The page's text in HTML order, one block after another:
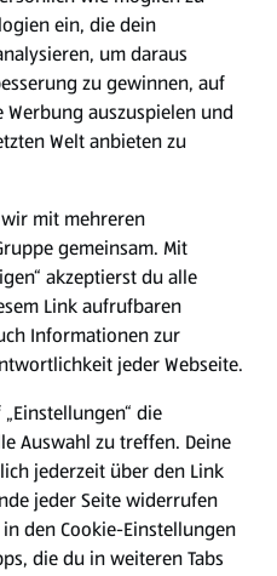
ein, die dein
um daraus
zu gewinnen, auf
auszuspielen und
Welt anbieten zu
mit mehreren
gemeinsam. Mit
akzeptierst du alle
Link aufrufbaren
Informationen zur
jeder Webseite.
die
Auswahl zu treffen. Deine
jederzeit über den Link
jeder Seite widerrufen
den Cookie-Einstellungen
die du in weiteren Tabs